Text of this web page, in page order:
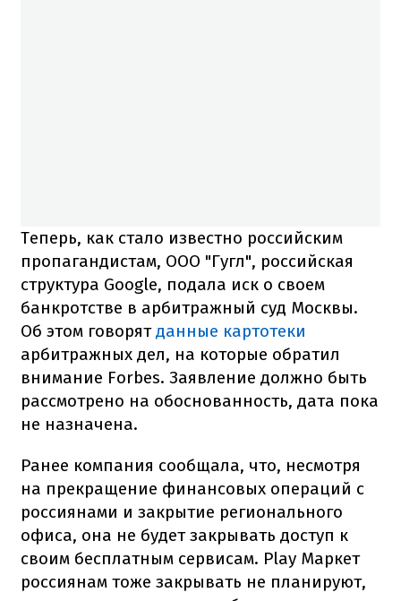
Теперь, как стало известно российским
пропагандистам, ООО "Гугл", российская
структура Google, подала иск о своем
банкротстве в арбитражный суд Москвы.
Об этом говорятданные картотеки
арбитражных дел, на которые обратил
внимание Forbes. Заявление должно быть
рассмотрено на обоснованность, дата пока
не назначена.
Ранее компания сообщала, что, несмотря
на прекращение финансовых операций с
россиянами и закрытие регионального
офиса, она не будет закрывать доступ к
своим бесплатным сервисам. Play Маркет
россиянам тоже закрывать не планируют,